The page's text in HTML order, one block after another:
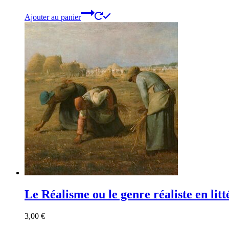
Ajouter au panier
Le Réalisme ou le genre réaliste en
3,00 €